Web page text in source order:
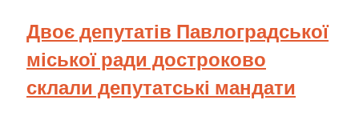
Двоє депутатів Павлоградської
міської ради достроково
склали депутатські мандати